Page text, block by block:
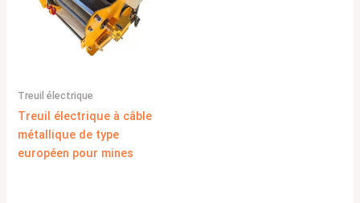
Treuil électrique
Treuil électrique à câble
métallique de type
européen pour mines